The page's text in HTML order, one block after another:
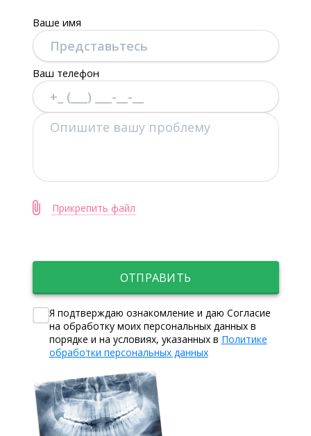
Ваше имя
Ваш телефон
Прикрепить файл
ОТПРАВИТЬ
Я подтверждаю ознакомление и даю Согласие
на обработку моих персональных данных в
порядке и на условиях, указанных в Политике
обработки персональных данных